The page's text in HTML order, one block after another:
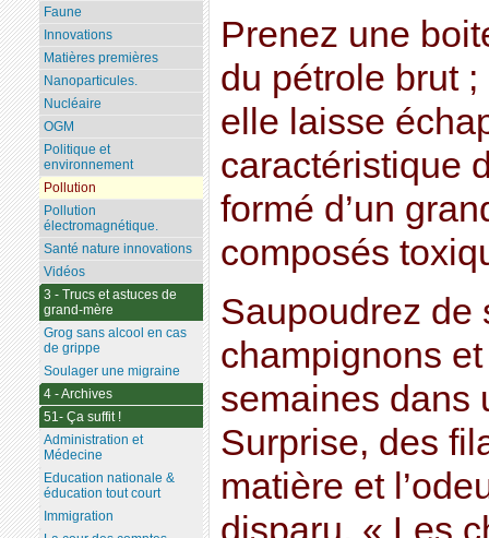
Prenez une
du pétrole brut
elle laisse
caractéristique
formé d’un
composés
Saupoudrez de
champignons
semaines dans
Surprise, des
matière et
disparu. « Les
Faune
Innovations
Matières premières
Nanoparticules.
Nucléaire
OGM
Politique et
environnement
Pollution
Pollution
électromagnétique.
Santé nature innovations
Vidéos
3 - Trucs et astuces de
grand-mère
Grog sans alcool en cas
de grippe
Soulager une migraine
4 - Archives
51- Ça suffit !
Administration et
Médecine
Education nationale &
éducation tout court
Immigration